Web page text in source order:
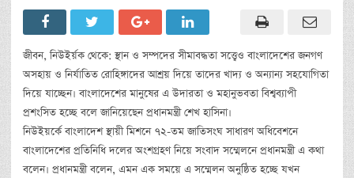
জীবন, নিউইর্য়ক থেকে: স্থান ও সম্পদের সীমাবদ্ধতা সত্ত্বেও বাংলাদেশের জনগণ
অসহায় ও নির্যাতিত রোহিঙ্গাদের আশ্রয় দিয়ে তাদের খাদ্য ও অন্যান্য সহযোগিতা
দিয়ে যাচ্ছেন। বাংলাদেশের মানুষের এ উদারতা ও মহানুভবতা বিশ্বব্যাপী
প্রশংসিত হচ্ছে বলে জানিয়েছেন প্রধানমন্ত্রী শেখ হাসিনা।
নিউইয়র্কে বাংলাদেশ স্থায়ী মিশনে ৭২-তম জাতিসংঘ সাধারণ অধিবেশনে
বাংলাদেশের প্রতিনিধি দলের অংশগ্রহণ নিয়ে সংবাদ সম্মেলনে প্রধানমন্ত্রী এ কথা
বলেন। প্রধানমন্ত্রী বলেন, এমন এক সময়ে এ সম্মেলন অনুষ্ঠিত হচ্ছে যখন